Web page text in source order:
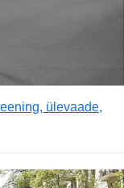
ülevaade,